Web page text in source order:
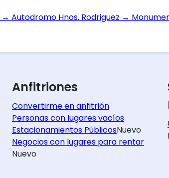
→ Autodromo Hnos. Rodriguez →
Anfitriones
Convertirme en anfitrión
Personas con lugares vacíos
Estacionamientos PúblicosNuevo
Negocios con lugares para rentar
Nuevo